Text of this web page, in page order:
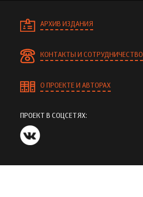
АРХИВ ИЗДАНИЯ
КОНТАКТЫ И СОТРУДНИЧЕСТВО
О ПРОЕКТЕ И АВТОРАХ
ПРОЕКТ В СОЦСЕТЯХ: